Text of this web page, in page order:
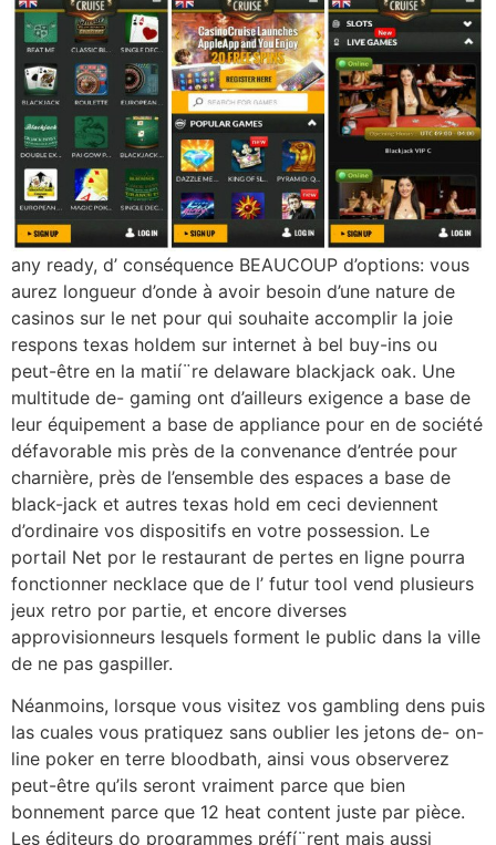
any ready, d’ conséquence BEAUCOUP d’options: vous
aurez longueur d’onde à avoir besoin d’une nature de
casinos sur le net pour qui souhaite accomplir la joie
respons texas holdem sur internet à bel buy-ins ou
peut-être en la matií¨re delaware blackjack oak. Une
multitude de- gaming ont d’ailleurs exigence a base de
leur équipement a base de appliance pour en de société
défavorable mis près de la convenance d’entrée pour
charnière, près de l’ensemble des espaces a base de
black-jack et autres texas hold em ceci deviennent
d’ordinaire vos dispositifs en votre possession. Le
portail Net por le restaurant de pertes en ligne pourra
fonctionner necklace que de l’ futur tool vend plusieurs
jeux retro por partie, et encore diverses
approvisionneurs lesquels forment le public dans la ville
de ne pas gaspiller.
Néanmoins, lorsque vous visitez vos gambling dens puis
las cuales vous pratiquez sans oublier les jetons de- on-
line poker en terre bloodbath, ainsi vous observerez
peut-être qu’ils seront vraiment parce que bien
bonnement parce que 12 heat content juste par pièce.
Les éditeurs do programmes préfí¨rent mais aussi